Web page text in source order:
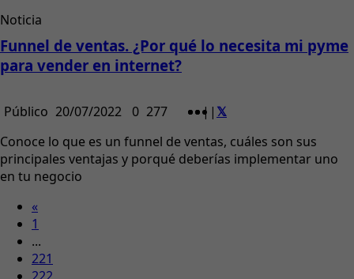
Noticia
Funnel de ventas. ¿Por qué lo necesita mi pyme
para vender en internet?
Público 20/07/2022 0 277 | |
Conoce lo que es un funnel de ventas, cuáles son sus
principales ventajas y porqué deberías implementar uno
en tu negocio
«
1
...
221